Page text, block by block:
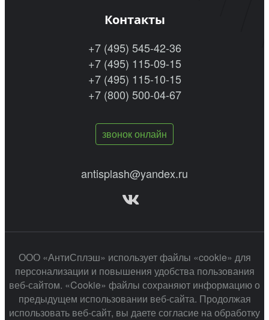
Контакты
+7 (495) 545-42-36
+7 (495) 115-09-15
+7 (495) 115-10-15
+7 (800) 500-04-67
звонок онлайн
antisplash@yandex.ru
ООО «АнтиСплэш» использует файлы «cookie» для
персонализации и повышения удобства пользования
веб-сайтом. «Cookie» файлы сохраняют информацию о
предыдущем использовании веб-сайта. Продолжая
использовать веб-сайт, вы даете согласие на обработку